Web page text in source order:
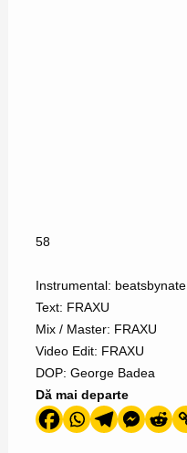
58
Instrumental: beatsbynate
Text: FRAXU
Mix / Master: FRAXU
Video Edit: FRAXU
DOP: George Badea
Dă mai departe